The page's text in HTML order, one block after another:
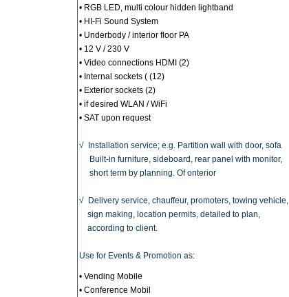
• RGB LED, multi colour hidden lightband
• HI-Fi Sound System
• Underbody / interior floor PA
• 12 V / 230 V
• Video connections HDMI (2)
• Internal sockets ( (12)
• Exterior sockets (2)
• if desired WLAN / WiFi
• SAT upon request
√
Installation service; e.g. Partition wall with door, sofa
Built-in furniture, sideboard, rear panel with monitor,
short term by planning. Of onterior
√ Delivery service, chauffeur, promoters, towing vehicle,
sign making, location permits, detailed to plan,
according to client.
Use for Events & Promotion as:
• Vending Mobile
• Conference Mobil